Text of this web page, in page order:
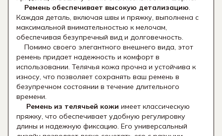
Ремень обеспечивает высокую детализацию.
Каждая деталь, включая швы и пряжку, выполнена с
максимальной внимательностью к мелочам,
обеспечивая безупречный вид и долговечность.
Помимо своего элегантного внешнего вида, этот
ремень придает надежность и комфорт в
использовании. Телячья кожа прочна и устойчива к
износу, что позволяет сохранять ваш ремень в
безупречном состоянии в течение длительного
времени.
Ремень из телячьей кожи имеет классическую
пряжку, что обеспечивает удобную регулировку
длины и надежную фиксацию. Его универсальный